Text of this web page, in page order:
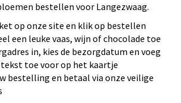
bestellen voor Langezwaag.
op onze site en klik op bestellen
een leuke vaas, wijn of chocolade toe
in, kies de bezorgdatum en voeg
toe voor op het kaartje
bestelling en betaal via onze veilige